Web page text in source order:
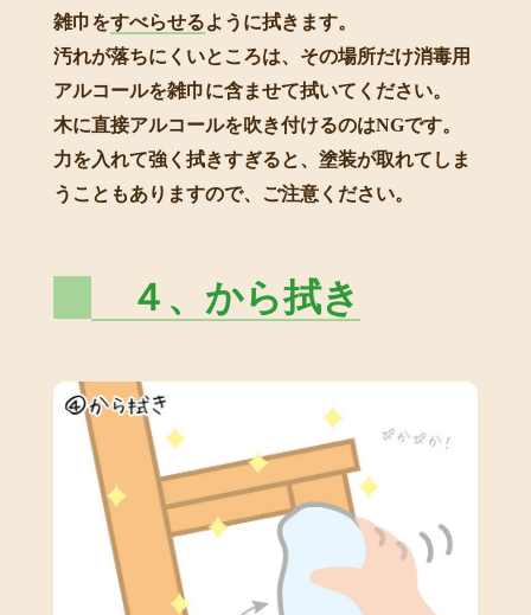
雑巾をすべらせるように拭きます。
汚れが落ちにくいところは、その場所だけ消毒用
アルコールを雑巾に含ませて拭いてください。
木に直接アルコールを吹き付けるのはNGです。
力を入れて強く拭きすぎると、塗装が取れてしま
うこともありますので、ご注意ください。
４、から拭き